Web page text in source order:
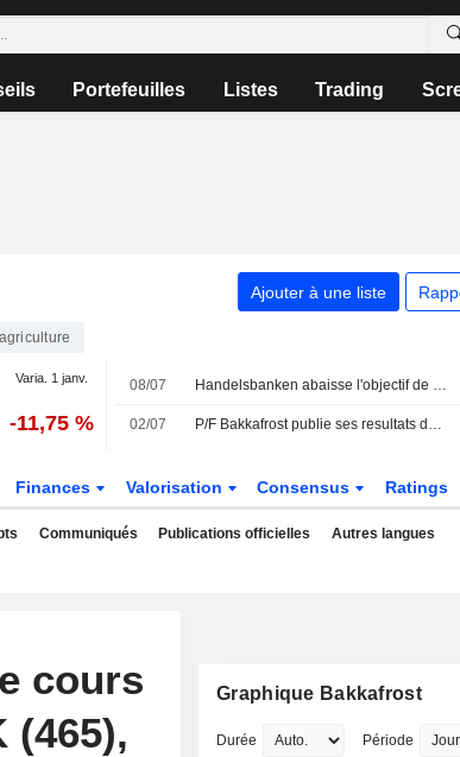
Portefeuilles Listes Trading
Ajouter à une liste
Varia. 1 janv.
-11,75 %
08/07 Handelsbanken abaisse l'objectif de cours de Bakkafrost à 450 couronnes norvégiennes (491), maintient sa recommandation à "conserver" - BN
02/07 P/F Bakkafrost publie ses resultats de production pour le deuxieme trimestre et l'annee 2026 a date
Finances Valorisation Consensus Ratings
Communiqués Publications officielles Autres langues
cours
(465),
Graphique Bakkafrost
Durée Période